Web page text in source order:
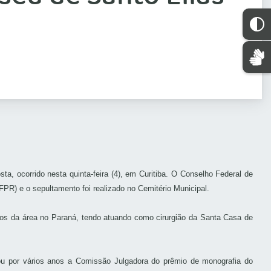
ocorrido nesta quinta-feira (4), em Curitiba. O Conselho Federal de
e o sepultamento foi realizado no Cemitério Municipal.
da área no Paraná, tendo atuando como cirurgião da Santa Casa de
por vários anos a Comissão Julgadora do prêmio de monografia do